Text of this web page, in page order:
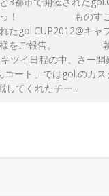
すっ！ ものすごく
たgol.CUP2012@キャ
様をご報告。 朝9
キツイ日程の中、さ
」ではgol.のカスタ
してくれたチー...